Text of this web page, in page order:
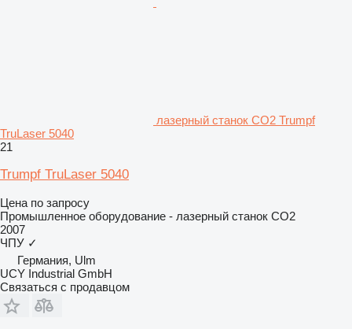
лазерный станок CO2 Trumpf
TruLaser 5040
21
Trumpf TruLaser 5040
Цена по запросу
Промышленное оборудование - лазерный станок CO2
2007
ЧПУ ✓
Германия, Ulm
UCY Industrial GmbH
Связаться с продавцом